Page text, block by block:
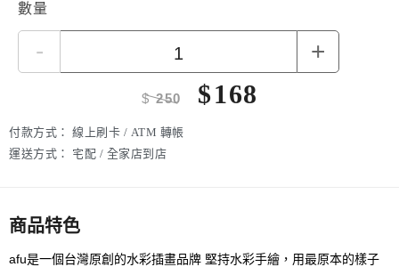
數量
- +
$250 $168
付款方式： 線上刷卡 / ATM 轉帳
運送方式：
宅配 / 全家店到店
商品特色
afu是一個台灣原創的水彩插畫品牌 堅持水彩手繪，用最原本的樣子